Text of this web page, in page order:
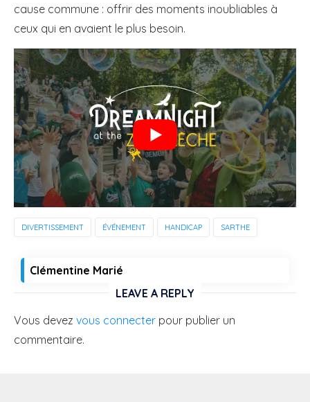
cause commune : offrir des moments inoubliables à
ceux qui en avaient le plus besoin.
DIVERTISSEMENT ÉVÉNEMENT HANDICAP SARTHE
Clémentine Marié
LEAVE A REPLY
Vous devez vous connecter pour publier un
commentaire.